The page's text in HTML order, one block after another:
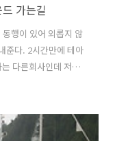
가는길
행이 있어 외롭지 않
준다. 2시간만에 테아
다른회사인데 저렴
(Lake Te Anau) 날
을 벌이면서 싸운다.
다. 어떤 놈은 날아서